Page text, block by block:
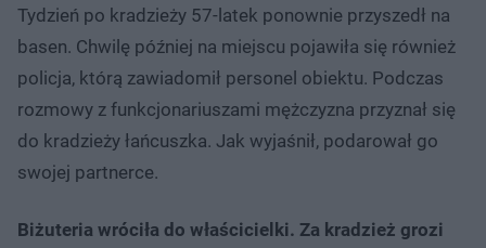
Tydzień po kradzieży 57-latek ponownie przyszedł na
basen. Chwilę później na miejscu pojawiła się również
policja, którą zawiadomił personel obiektu. Podczas
rozmowy z funkcjonariuszami mężczyzna przyznał się
do kradzieży łańcuszka. Jak wyjaśnił, podarował go
swojej partnerce.
Biżuteria wróciła do właścicielki. Za kradzież grozi